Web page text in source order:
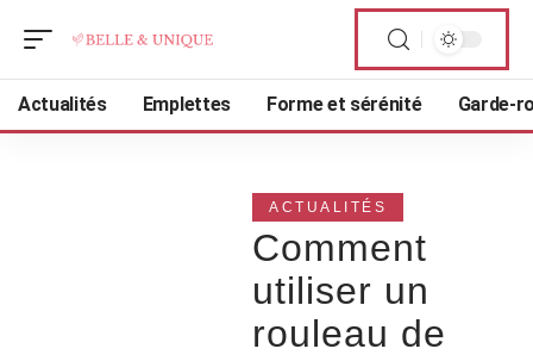
Actualités Emplettes Forme et sérénité Garde-
ACTUALITÉS
Comment
utiliser un
rouleau de